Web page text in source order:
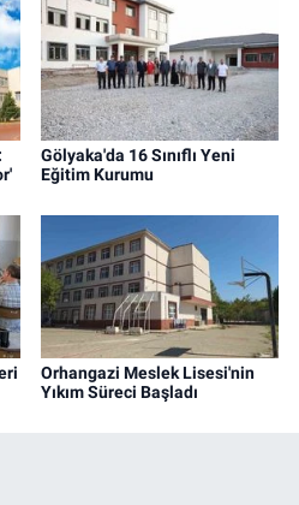
Gölyaka'da 16 Sınıflı Yeni
Eğitim Kurumu
Orhangazi Meslek Lisesi'nin
Yıkım Süreci Başladı